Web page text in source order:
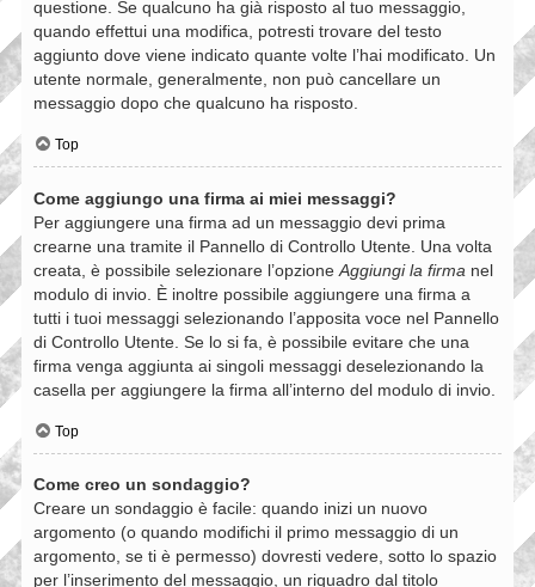
questione. Se qualcuno ha già risposto al tuo messaggio,
quando effettui una modifica, potresti trovare del testo
aggiunto dove viene indicato quante volte l’hai modificato. Un
utente normale, generalmente, non può cancellare un
messaggio dopo che qualcuno ha risposto.
Top
Come aggiungo una firma ai miei messaggi?
Per aggiungere una firma ad un messaggio devi prima
crearne una tramite il Pannello di Controllo Utente. Una volta
creata, è possibile selezionare l’opzione Aggiungi la firma nel
modulo di invio. È inoltre possibile aggiungere una firma a
tutti i tuoi messaggi selezionando l’apposita voce nel Pannello
di Controllo Utente. Se lo si fa, è possibile evitare che una
firma venga aggiunta ai singoli messaggi deselezionando la
casella per aggiungere la firma all’interno del modulo di invio.
Top
Come creo un sondaggio?
Creare un sondaggio è facile: quando inizi un nuovo
argomento (o quando modifichi il primo messaggio di un
argomento, se ti è permesso) dovresti vedere, sotto lo spazio
per l’inserimento del messaggio, un riquadro dal titolo